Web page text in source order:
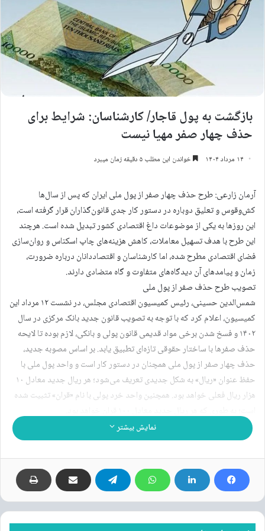
بازگشت به پول قاجار/ کارشناسان: شرایط برای
حذف چهار صفر مهیا نیست
۱۴ مرداد ۱۴۰۴ خواندن این مطلب ۵ دقیقه زمان میبرد
آرمان زارعی: طرح حذف چهار صفر از پول ملی ایران که پس از سال‌ها
کش‌وقوس و تعلیق دوباره در دستور کار جدی قانون‌گذاران قرار گرفته است،
این روزها به یکی از موضوعات داغ اقتصادی کشور تبدیل شده است. هرچند
این طرح با هدف تسهیل معاملات، کاهش هزینه‌های چاپ اسکناس و روان‌سازی
فضای اقتصادی مطرح شده، اما کارشناسان و اقتصاددانان درباره ضرورت،
زمان و پیامدهای آن دیدگاه‌های متفاوت و گاه متضادی دارند.
تصویب طرح حذف صفر از پول ملی
شمس‌الدین حسینی، رئیس کمیسیون اقتصادی مجلس، در نشست ۱۲ مرداد این
کمیسیون، اعلام کرد که با توجه به تصویب قانون جدید بانک مرکزی در سال
۱۴۰۲ و فسخ‌ شدن برخی مواد قدیمی قانون پولی و بانکی، لازم بوده تا لایحه
حذف صفرها با ساختار حقوقی تازه‌ای تطبیق یابد. بر اساس مصوبه جدید،
حذف چهار صفر از پول ملی همچنان در دستور کار است و واحد پول ملی با
حفظ عنوان «ریال» به شکل جدیدی تعریف می‌شود؛ هر ریال جدید معادل ۱۰
هزار ریال فعلی خواهد بود. همچنین واحد خرد پولی با نام «قران» تثبیت شده
حسینی در همین جلسه به ابهامات شورای نگهبان درباره نسبت برابری ارزها و
تعهدات ایران به صندوق بین‌المللی پول اشاره کرد و گفت که متن ماده واحده
با تأکید بر حفظ نظام ارزی کشور و تعهدات بین‌المللی اصلاح شده است.
همچنین تبصره‌های اجرایی مربوط به نحوه جمع‌آوری اسکناس‌های قدیمی و
تدوین آیین‌نامه‌های اجرایی بازنگری شده و بر اساس قوانین جدید بانک مرکزی
سامان‌دهی شده‌اند. به گفته او، با این اصلاحات، ایرادات شورای نگهبان رفع
نمایش بیشتر